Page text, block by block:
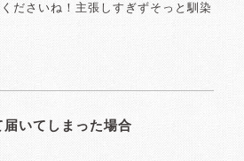
ださいね！主張しすぎずそっと馴染
いてしまった場合